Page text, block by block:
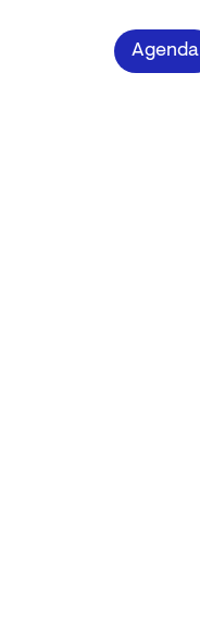
impriméeAgenda